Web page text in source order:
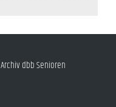
Archiv dbb Senioren